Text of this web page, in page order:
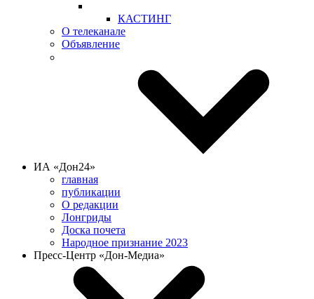
КАСТИНГ
О телеканале
Объявление
ИА «Дон24»
главная
публикации
О редакции
Лонгриды
Доска почета
Народное признание 2023
Пресс-Центр «Дон-Медиа»